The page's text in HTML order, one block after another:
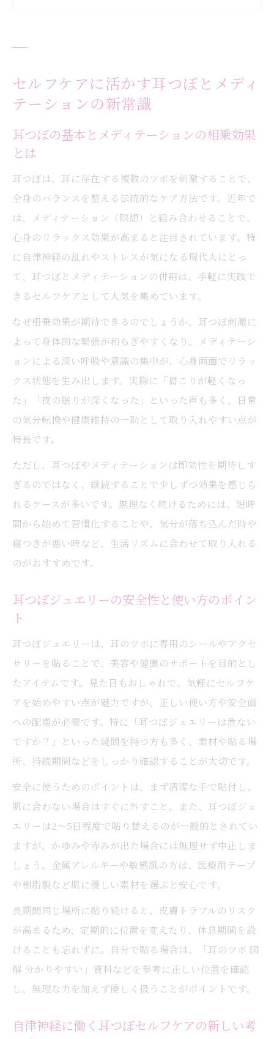
耳つぼの位置とメディテーションの効果的
な組み合わせ
耳つぼケアで期待できる美容と健康の変化
自律神経に効く耳つぼの位置と正しい押し
方
耳を温めることで自律神経が整う理由とは
耳つぼジュエリーで自律神経ケアを続ける
コツ
耳のツボ図解で分かる自律神経へのアプロ
ーチ法
耳つぼセルフケアがもたらすリラックス効
果の実感
耳つぼの位置と効果的な瞑想法の秘訣を知る
耳つぼの位置一覧と自分に合うツボの選び
方
耳のツボ図解でわかる瞑想への活用ポイン
耳つぼとメディテーションの合わせ技のコ
ツ
耳つぼジュエリーを使った効果的な瞑想法
の流れ
耳つぼの押し方で変わる瞑想中のリラック
ス感
リラックス習慣に耳つぼメディテーションを上
耳つぼケアを日常習慣にするための工夫
耳つぼジュエリーを活かしたリラックス時
間の作り方
耳つぼと瞑想の習慣化でストレスを和らげ
るコツ
耳つぼの位置とリラックス効果の実感ポイ
ント
耳つぼケアが続く日常への負担を減らすコツと
は
耳つぼセルフケアの続けやすい工夫と実践
方法
耳つぼジュエリーの期間と貼り替えタイミ
ング
耳つぼジュエリーの効果なしと感じる時の
対処法
耳つぼケアが日常に無理なく馴染むポイン
耳つぼの位置を知って毎日少しずつケアす
セルフケアに活かす耳つぼとメディ
テーションの新常識
耳つぼの基本とメディテーションの相乗効果
とは
耳つぼは、耳に存在する複数のツボを刺激することで、
全身のバランスを整える伝統的なケア方法です。近年で
は、メディテーション（瞑想）と組み合わせることで、
心身のリラックス効果が高まると注目されています。特
に自律神経の乱れやストレスが気になる現代人にとっ
て、耳つぼとメディテーションの併用は、手軽に実践で
きるセルフケアとして人気を集めています。
なぜ相乗効果が期待できるのでしょうか。耳つぼ刺激に
よって身体的な緊張が和らぎやすくなり、メディテーシ
ョンによる深い呼吸や意識の集中が、心身両面でリラッ
クス状態を生み出します。実際に「肩こりが軽くなっ
た」「夜の眠りが深くなった」といった声も多く、日常
の気分転換や健康維持の一助として取り入れやすい点が
特長です。
ただし、耳つぼやメディテーションは即効性を期待しす
ぎるのではなく、継続することで少しずつ効果を感じら
れるケースが多いです。無理なく続けるためには、短時
間から始めて習慣化することや、気分が落ち込んだ時や
寝つきが悪い時など、生活リズムに合わせて取り入れる
のがおすすめです。
耳つぼジュエリーの安全性と使い方のポイン
ト
耳つぼジュエリーは、耳のツボに専用のシールやアクセ
サリーを貼ることで、美容や健康のサポートを目的とし
たアイテムです。見た目もおしゃれで、気軽にセルフケ
アを始めやすい点が魅力ですが、正しい使い方や安全面
への配慮が必要です。特に「耳つぼジュエリーは危ない
ですか？」といった疑問を持つ方も多く、素材や貼る場
所、持続期間などをしっかり確認することが大切です。
安全に使うためのポイントは、まず清潔な手で貼付し、
肌に合わない場合はすぐに外すこと。また、耳つぼジュ
エリーは2〜5日程度で貼り替えるのが一般的とされてい
ますが、かゆみや赤みが出た場合には無理せず中止しま
しょう。金属アレルギーや敏感肌の方は、医療用テープ
や樹脂製など肌に優しい素材を選ぶと安心です。
長期間同じ場所に貼り続けると、皮膚トラブルのリスク
が高まるため、定期的に位置を変えたり、休息期間を設
けることも忘れずに。自分で貼る場合は、「耳のツボ 図
解 分かりやすい」資料などを参考に正しい位置を確認
し、無理な力を加えず優しく扱うことがポイントです。
自律神経に働く耳つぼセルフケアの新しい考